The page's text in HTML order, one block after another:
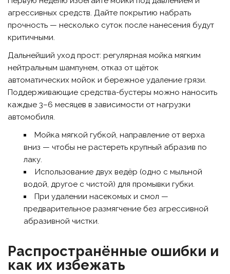
агрессивных средств. Дайте покрытию набрать
прочность — несколько суток после нанесения будут
критичными.
Дальнейший уход прост: регулярная мойка мягким
нейтральным шампунем, отказ от щёток
автоматических мойок и бережное удаление грязи.
Поддерживающие средства-бустеры можно наносить
каждые 3–6 месяцев в зависимости от нагрузки
автомобиля.
Мойка мягкой губкой, направление от верха
вниз — чтобы не растереть крупный абразив по
лаку.
Использование двух ведёр (одно с мыльной
водой, другое с чистой) для промывки губки.
При удалении насекомых и смол —
предварительное размягчение без агрессивной
абразивной чистки.
Распространённые ошибки и
как их избежать